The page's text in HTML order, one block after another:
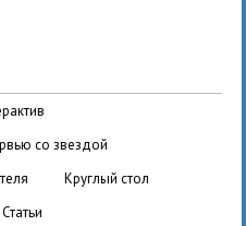
со звездой
круглый стол
статьи